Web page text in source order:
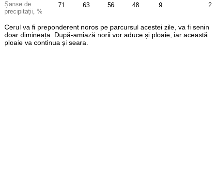
Șanse de
precipitații, %
71
63
56
48
9
2
Cerul va fi preponderent noros pe parcursul acestei zile, va fi senin
doar dimineața. După-amiază norii vor aduce și ploaie, iar această
ploaie va continua și seara.